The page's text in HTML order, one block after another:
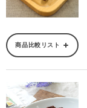
商品比較リスト